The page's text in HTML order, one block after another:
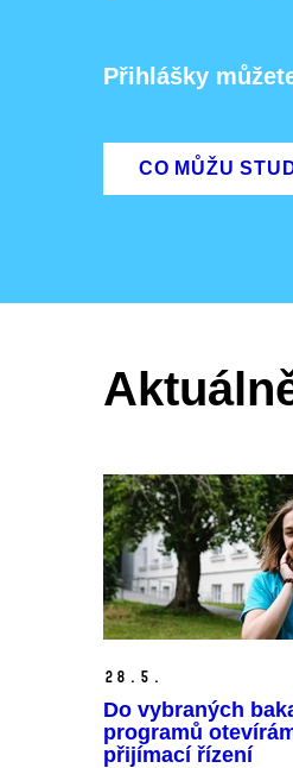
Přihlášky
CO MŮŽU
28. 5.
Do vybraných
programů
přijímací řízení